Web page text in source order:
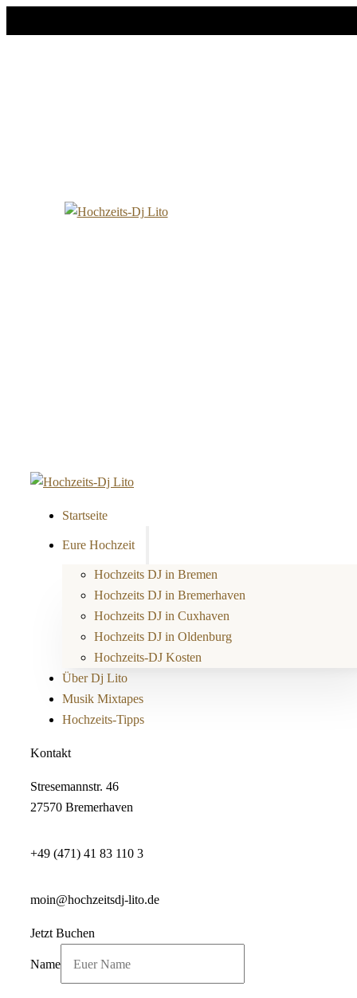
Startseite
Eure Hochzeit
Hochzeits DJ in Bremen
Hochzeits DJ in Bremerhaven
Hochzeits DJ in Cuxhaven
Hochzeits DJ in Oldenburg
Hochzeits-DJ Kosten
Über Dj Lito
Musik Mixtapes
Hochzeits-Tipps
Kontakt
Stresemannstr. 46
27570 Bremerhaven
+49 (471) 41 83 110 3
moin@hochzeitsdj-lito.de
Jetzt Buchen
Name